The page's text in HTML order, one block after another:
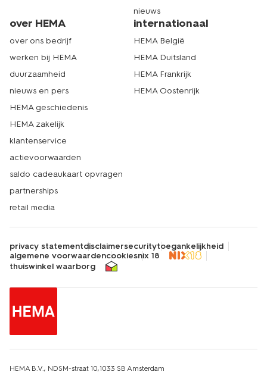
nieuws
over HEMA
over ons bedrijf
werken bij HEMA
duurzaamheid
nieuws en pers
HEMA geschiedenis
HEMA zakelijk
klantenservice
actievoorwaarden
saldo cadeaukaart opvragen
partnerships
retail media
internationaal
HEMA België
HEMA Duitsland
HEMA Frankrijk
HEMA Oostenrijk
privacy statementdisclaimersecuritytoegankelijkheid
algemene voorwaardencookiesnix 18
thuiswinkel waarborg
HEMA B.V., NDSM-straat 10,1033 SB Amsterdam